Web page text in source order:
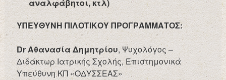
αναλφάβητοι, κτλ)
ΥΠΕΥΘΥΝΗ ΠΙΛΟΤΙΚΟΥ ΠΡΟΓΡΑΜΜΑΤΟΣ:
DrΑθανασία Δημητρίου, Ψυχολόγος –
Διδάκτωρ Ιατρικής Σχολής, Επιστημονικά
Υπεύθυνη ΚΠ «ΟΔΥΣΣΕΑΣ»